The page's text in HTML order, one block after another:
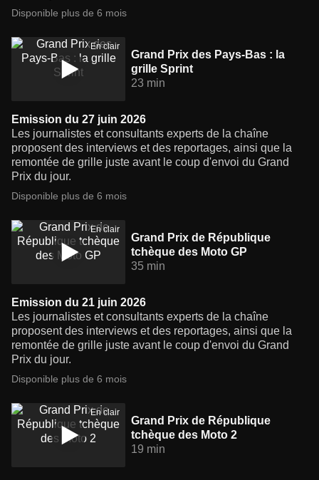
Disponible plus de 6 mois
En clair
Grand Prix des Pays-Bas : la
grille Sprint
23 min
Emission du 27 juin 2026
Les journalistes et consultants experts de la chaîne
proposent des interviews et des reportages, ainsi que la
remontée de grille juste avant le coup d'envoi du Grand
Prix du jour.
Disponible plus de 6 mois
En clair
Grand Prix de République
tchèque des Moto GP
35 min
Emission du 21 juin 2026
Les journalistes et consultants experts de la chaîne
proposent des interviews et des reportages, ainsi que la
remontée de grille juste avant le coup d'envoi du Grand
Prix du jour.
Disponible plus de 6 mois
En clair
Grand Prix de République
tchèque des Moto 2
19 min